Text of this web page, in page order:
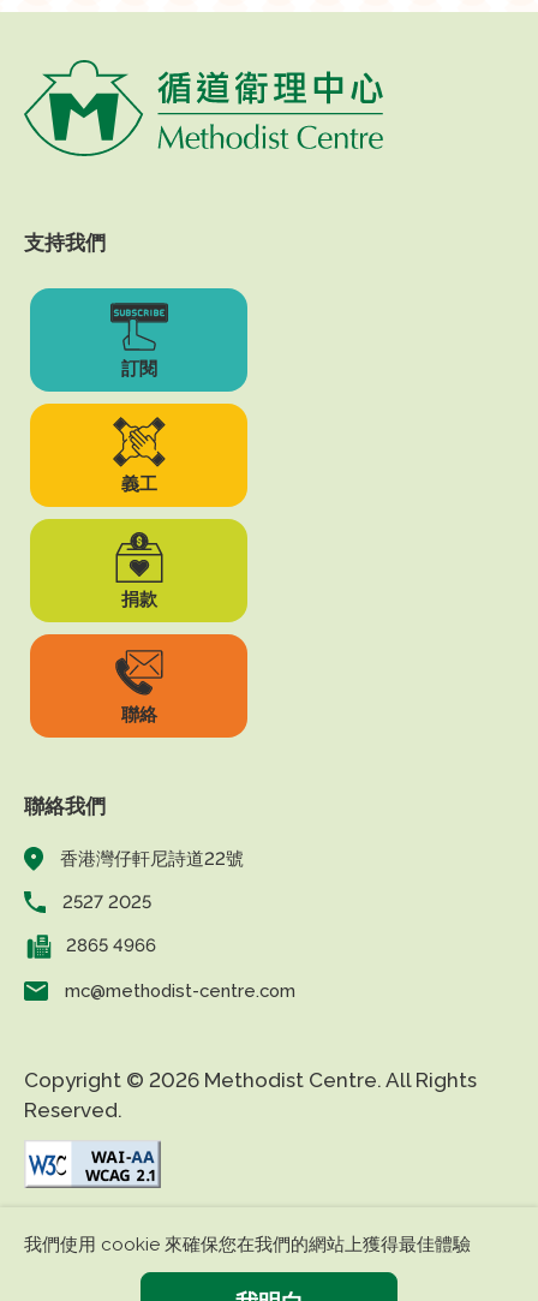
支持我們
訂閱
義工
捐款
聯絡
聯絡我們
香港灣仔軒尼詩道22號
2527 2025
2865 4966
mc@methodist-centre.com
Copyright © 2026 Methodist Centre. All Rights
Reserved.
我們使用 cookie 來確保您在我們的網站上獲得最佳體驗